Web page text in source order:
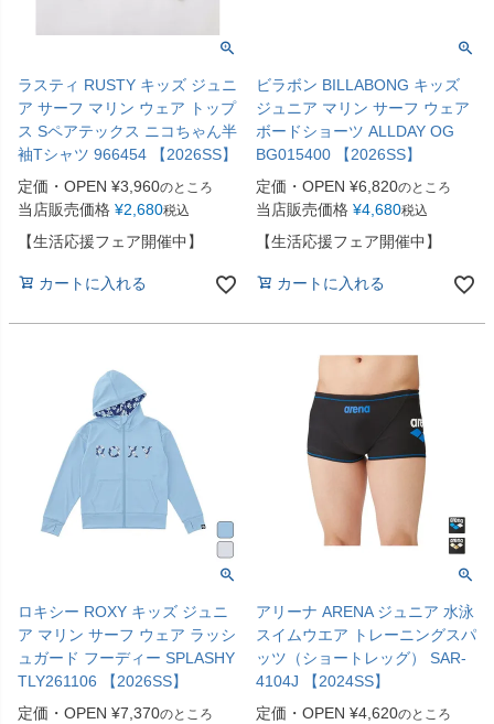
ラスティ RUSTY キッズ ジュニ
ア サーフ マリン ウェア トップ
ス Sペアテックス ニコちゃん半
袖Tシャツ 966454 【2026SS】
定価・OPEN ¥3,960のところ
当店販売価格 ¥2,680税込
【生活応援フェア開催中】
カートに入れる
ビラボン BILLABONG キッズ
ジュニア マリン サーフ ウェア
ボードショーツ ALLDAY OG
BG015400 【2026SS】
定価・OPEN ¥6,820のところ
当店販売価格 ¥4,680税込
【生活応援フェア開催中】
カートに入れる
ロキシー ROXY キッズ ジュニ
ア マリン サーフ ウェア ラッシ
ュガード フーディー SPLASHY
TLY261106 【2026SS】
定価・OPEN ¥7,370のところ
アリーナ ARENA ジュニア 水泳
スイムウエア トレーニングスパ
ッツ（ショートレッグ） SAR-
4104J 【2024SS】
定価・OPEN ¥4,620のところ